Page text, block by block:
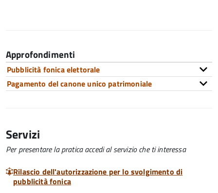
Approfondimenti
Pubblicità fonica elettorale
Pagamento del canone unico patrimoniale
Servizi
Per presentare la pratica accedi al servizio che ti interessa
Rilascio dell'autorizzazione per lo svolgimento di
pubblicità fonica